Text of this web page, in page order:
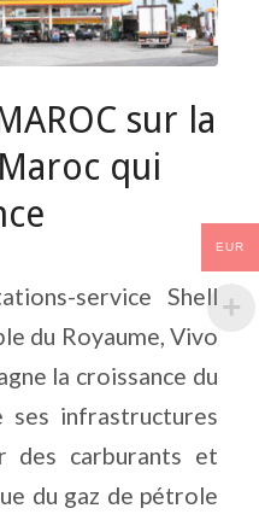
sur la
qui
service Shell
du Royaume, Vivo
la croissance du
ses infrastructures
des carburants et
du gaz de pétrole
EUR